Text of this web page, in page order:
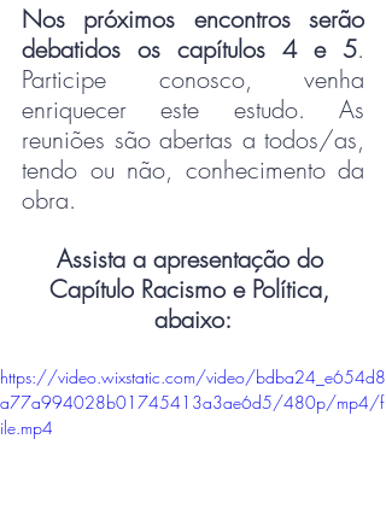
Nos próximos encontros serão
debatidos os capítulos 4 e 5.
Participe conosco, venha
enriquecer este estudo. As
reuniões são abertas a todos/as,
tendo ou não, conhecimento da
obra.
Assista a apresentação do
Capítulo Racismo e Política,
abaixo:
https://video.wixstatic.com/video/bdba24_e654d8
a77a994028b01745413a3ae6d5/480p/mp4/f
ile.mp4